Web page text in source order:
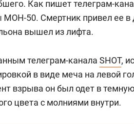
Как пишет телеграм-
50. Смертник привел ее в
вышел из лифта.
телеграм-канала SHOT,
в виде меча на левой
взрыва он был одет в
цвета с молниями внутри.